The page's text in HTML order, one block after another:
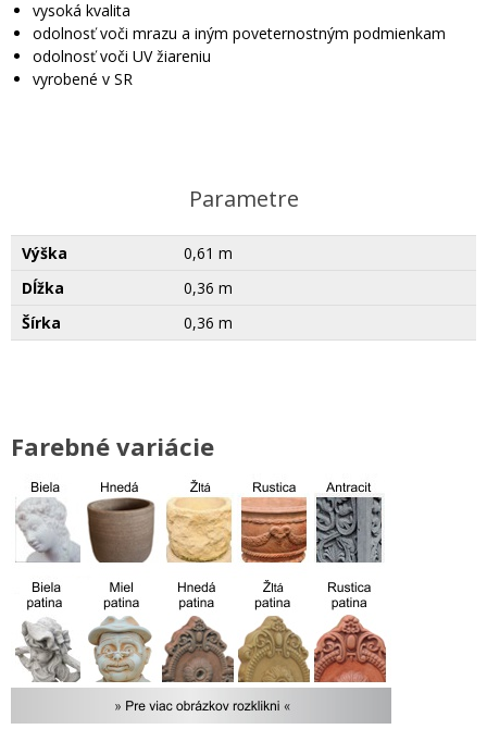
vysoká kvalita
odolnosť voči mrazu a iným poveternostným podmienkam
odolnosť voči UV žiareniu
vyrobené v SR
Parametre
Výška
0,61 m
Dĺžka
0,36 m
Šírka
0,36 m
Farebné variácie